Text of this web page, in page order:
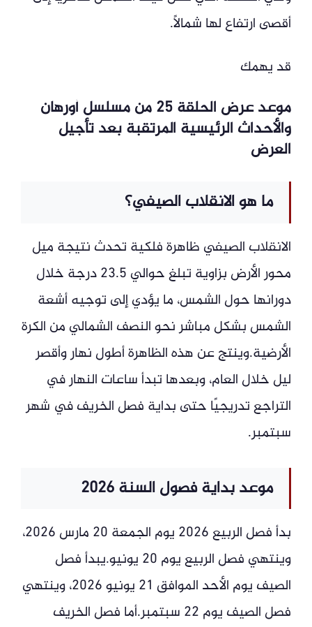
أقصى ارتفاع لها شمالًا.
قد يهمك
موعد عرض الحلقة 25 من مسلسل أورهان
والأحداث الرئيسية المرتقبة بعد تأجيل
العرض
ما هو الانقلاب الصيفي؟
الانقلاب الصيفي ظاهرة فلكية تحدث نتيجة ميل
محور الأرض بزاوية تبلغ حوالي 23.5 درجة خلال
دورانها حول الشمس، ما يؤدي إلى توجيه أشعة
الشمس بشكل مباشر نحو النصف الشمالي من الكرة
الأرضية.وينتج عن هذه الظاهرة أطول نهار وأقصر
ليل خلال العام، وبعدها تبدأ ساعات النهار في
التراجع تدريجيًا حتى بداية فصل الخريف في شهر
سبتمبر.
موعد بداية فصول السنة 2026
بدأ فصل الربيع 2026 يوم الجمعة 20 مارس 2026،
وينتهي فصل الربيع يوم 20 يونيو.يبدأ فصل
الصيف يوم الأحد الموافق 21 يونيو 2026، وينتهي
فصل الصيف يوم 22 سبتمبر.أما فصل الخريف